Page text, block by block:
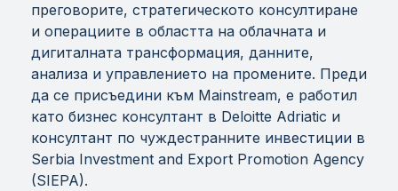
преговорите, стратегическото консултиране
и операциите в областта на облачната и
дигиталната трансформация, данните,
анализа и управлението на промените. Преди
да се присъедини към Mainstream, е работил
като бизнес консултант в Deloitte Adriatic и
консултант по чуждестранните инвестиции в
Serbia Investment and Export Promotion Agency
(SIEPA).